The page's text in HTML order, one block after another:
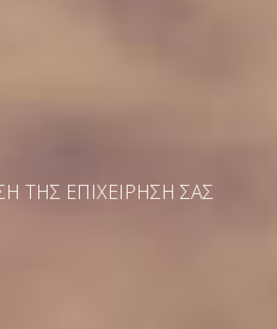
ΕΠΙΧΕΙΡΗΣΗ ΣΑΣ